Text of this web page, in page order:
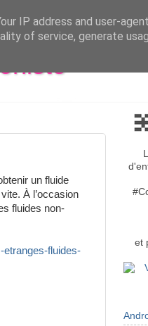
un fluide
À l’occasion
fluides non-
etranges-fluides-
et
IP address and user-agent
of service, generate